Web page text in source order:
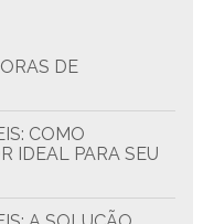
IDEAL PARA SEU